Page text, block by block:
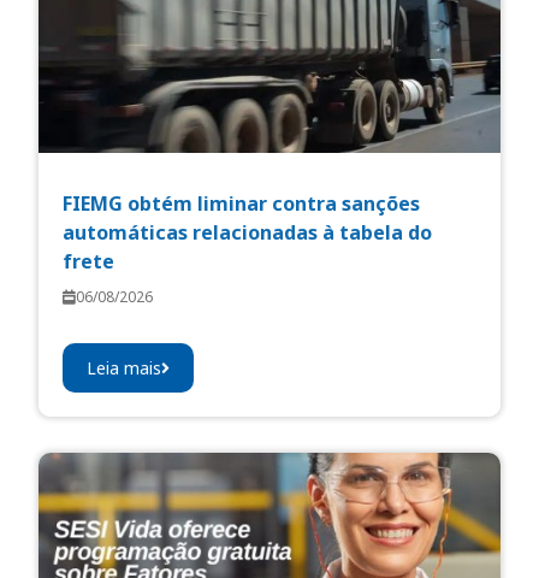
FIEMG obtém liminar contra sanções
automáticas relacionadas à tabela do
frete
06/08/2026
Leia mais